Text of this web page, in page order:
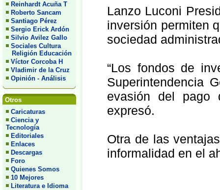
Reinhardt Acuña T
Roberto Sancam
Santiago Pérez
Sergio Erick Ardón
Silvio Avilez Gallo
Sociales Cultura
Religión Educación
Víctor Corcoba H
Vladimir de la Cruz
Opinión - Análisis
Otros
Caricaturas
Ciencia y
Tecnología
Editoriales
Enlaces
Descargas
Foro
Quienes Somos
10 Mejores
Literatura e Idioma
Lanzo Luconi
inversión permiten
sociedad
“Los fondos de
Superintendencia
evasión del pago
expresó.
Otra de las
informalidad en el